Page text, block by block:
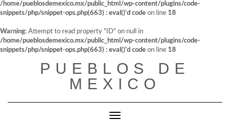
/home/pueblosdemexico.mx/public_html/wp-content/plugins/code-
snippets/php/snippet-ops.php(663) : eval()'d code on line 18
Warning: Attempt to read property "ID" on null in
/home/pueblosdemexico.mx/public_html/wp-content/plugins/code-
snippets/php/snippet-ops.php(663) : eval()'d code on line 18
PUEBLOS DE
MEXICO
Cambiar modo de navegación